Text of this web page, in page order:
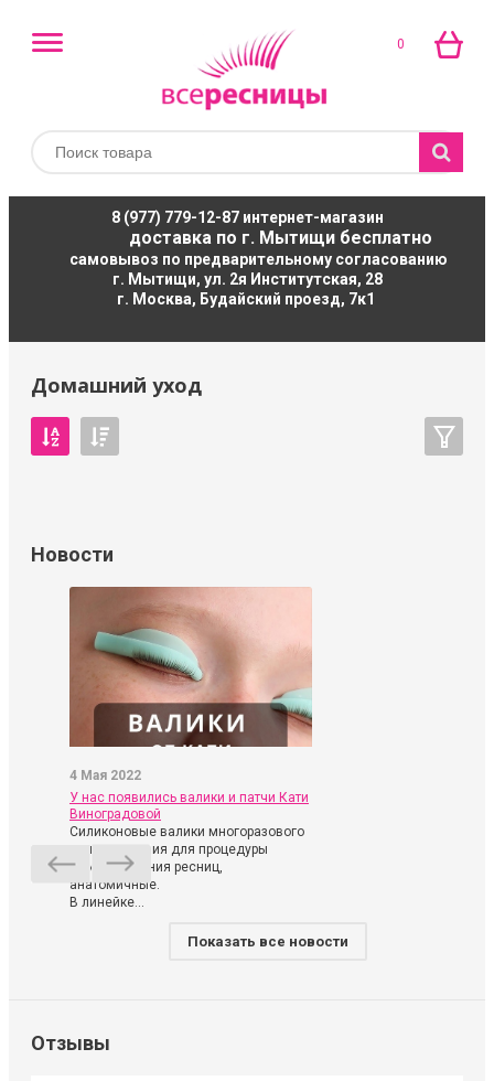
0
8 (977) 779-12-87интернет-магазин
доставка по г. Мытищи бесплатно
самовывоз по предварительному согласованию
г. Мытищи, ул. 2я Институтская, 28
г. Москва, Будайский проезд, 7к1
Домашний уход
Новости
4 Мая 2022
У нас появились валики и патчи Кати
Виноградовой
Силиконовые валики многоразового
использования для процедуры
ламинирования ресниц,
анатомичные.
В линейке...
Показать все новости
Отзывы